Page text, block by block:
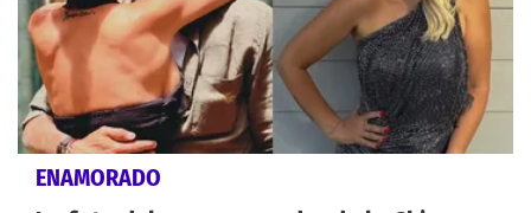
ENAMORADO